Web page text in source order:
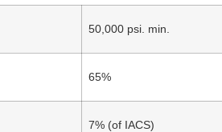
50,000 psi. min.
65%
7% (of IACS)